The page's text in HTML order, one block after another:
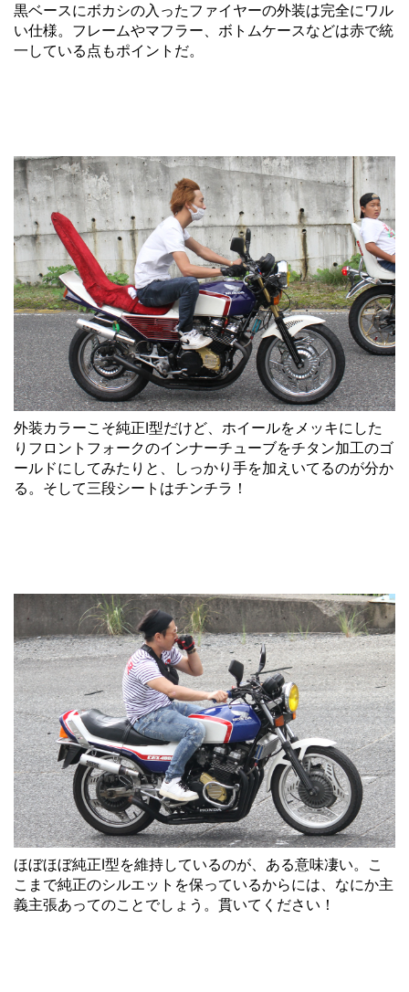
黒ベースにボカシの入ったファイヤーの外装は完全にワル
い仕様。フレームやマフラー、ボトムケースなどは赤で統
一している点もポイントだ。
外装カラーこそ純正Ⅰ型だけど、ホイールをメッキにした
りフロントフォークのインナーチューブをチタン加工のゴ
ールドにしてみたりと、しっかり手を加えいてるのが分か
る。そして三段シートはチンチラ！
ほぼほぼ純正Ⅰ型を維持しているのが、ある意味凄い。こ
こまで純正のシルエットを保っているからには、なにか主
義主張あってのことでしょう。貫いてください！